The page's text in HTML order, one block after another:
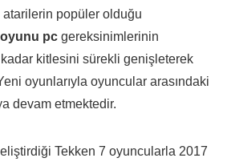
popüler olduğu
pc gereksinimlerinin
kadar kitlesini sürekli genişleterek
oyunlarıyla oyuncular arasındaki
devam etmektedir.
Tekken 7 oyuncularla 2017